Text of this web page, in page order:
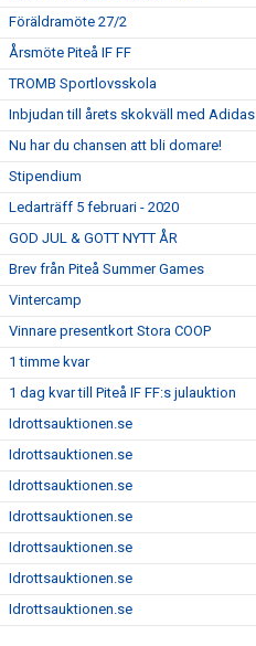
Föräldramöte 27/2
Årsmöte Piteå IF FF
TROMB Sportlovsskola
Inbjudan till årets skokväll med Adidas
Nu har du chansen att bli domare!
Stipendium
Ledarträff 5 februari - 2020
GOD JUL & GOTT NYTT ÅR
Brev från Piteå Summer Games
Vintercamp
Vinnare presentkort Stora COOP
1 timme kvar
1 dag kvar till Piteå IF FF:s julauktion
Idrottsauktionen.se
Idrottsauktionen.se
Idrottsauktionen.se
Idrottsauktionen.se
Idrottsauktionen.se
Idrottsauktionen.se
Idrottsauktionen.se